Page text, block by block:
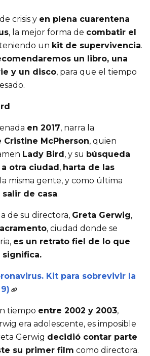
crisis y en plena cuarentena
, la mejor forma de combatir el
un kit de supervivencia.
un libro, una
y un disco, para que el tiempo
en 2017, narra la
McPherson, quien
Lady Bird , y su búsqueda
otra ciudad , harta de las
misma gente, y como última
salir de casa.
de su directora, Greta Gerwig,
, ciudad donde se
es un retrato fiel de lo que
significa.
Kit para sobrevivir la
tiempo entre 2002 y 2003,
era adolescente, es imposible
Gerwig decidió contar parte
su primer film como directora.